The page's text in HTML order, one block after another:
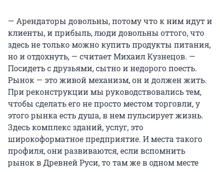
— Арендаторы довольны, потому что к ним идут и
клиенты, и прибыль, люди довольны оттого, что
здесь не только можно купить продукты питания,
но и отдохнуть, — считает Михаил Кузнецов. —
Посидеть с друзьями, сытно и недорого поесть.
Рынок — это живой механизм, он и должен жить.
При реконструкции мы руководствовались тем,
чтобы сделать его не просто местом торговли, у
этого рынка есть душа, в нем пульсирует жизнь.
Здесь комплекс зданий, услуг, это
широкоформатное предприятие. И места такого
профиля, они развиваются, если вспомнить
рынок в Древней Руси, то там же в одном месте